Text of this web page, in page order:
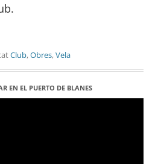
Club,Obres,Vela
EN EL PUERTO DE BLANES